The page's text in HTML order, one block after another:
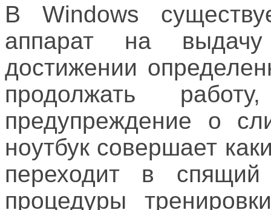
В Windows
аппарат на
достижении
продолжать
предупреждение о
ноутбук совершает
переходит в
процедуры